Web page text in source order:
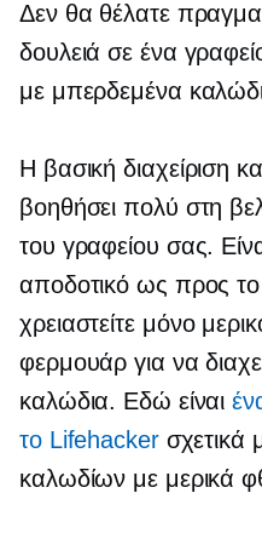
Δεν θα θέλατε
δουλειά σε ένα
με μπερδεμένα
Η βασική διαχείριση
βοηθήσει πολύ στη
του γραφείου σας.
αποδοτικό ως προς
χρειαστείτε μόνο
φερμουάρ για να
καλώδια. Εδώ είναι
το Lifehackerσχετικά
καλωδίων με μερικά